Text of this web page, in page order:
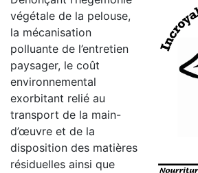
végétale de la pelouse,
la mécanisation
polluante de l’entretien
paysager, le coût
environnemental
exorbitant relié au
transport de la main-
d’œuvre et de la
disposition des matières
résiduelles ainsi que